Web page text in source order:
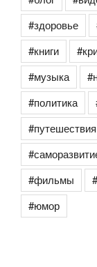
#здоровье
#книги
#музыка
#политика
#путешествия
#фильмы
#юмор